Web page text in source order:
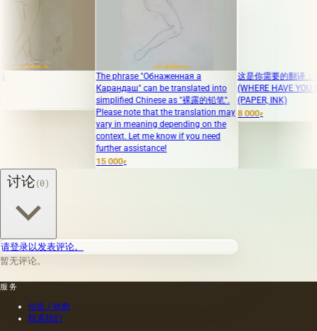
The phrase "Обнаженная а
Карандаш" can be translated into
simplified Chinese as "裸露的铅笔".
Please note that the translation may
vary in meaning depending on the
context. Let me know if you need
further assistance!
这是你需要的翻译： 你在哪里
(WHERE HAVE YOU BEEN) 纸
(PAPER, INK)
8 000 ₽
讨论(0)
请登录以发表评论。
暂无评论。
服务
估价 / 收购
联系我们